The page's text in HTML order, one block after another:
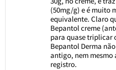
(50mg/g) e é muito
equivalente. Claro
Bepantol creme
para quase triplicar
Bepantol Derma
antigo, nem mesmo
registro.